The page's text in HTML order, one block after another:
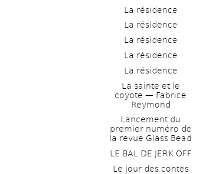
La résidence
La résidence
La résidence
La résidence
La résidence
La sainte et le
coyote — Fabrice
Reymond
Lancement du
premier numéro de
la revue Glass Bead
LE BAL DE JERK OFF
Le jour des contes